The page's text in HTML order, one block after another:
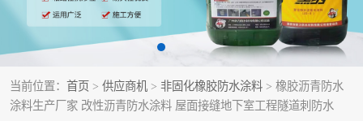
当前位置： 首页 > 供应商机 > 非固化橡胶防水涂料 > 橡胶沥青防水
涂料生产厂家 改性沥青防水涂料 屋面接缝地下室工程隧道刺防水
乳化沥青防水涂料 自粘卷材
非固化橡胶防水涂料